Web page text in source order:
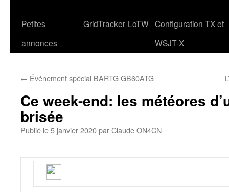
Petites
annonces
GridTracker LoTW Configuration TX et
WSJT-X
← Événement spécial BARTG GB60ATG
Ce week-end: les météores
brisée
Publié le5 janvier 2020parClaude ON4CN